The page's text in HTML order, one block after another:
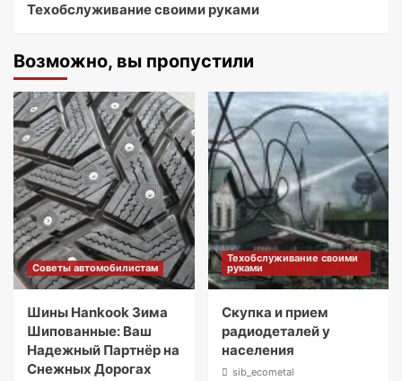
Техобслуживание своими руками
Возможно, вы пропустили
Советы автомобилистам
Шины Hankook Зима
Шипованные: Ваш
Надежный Партнёр на
Снежных Дорогах
Техобслуживание своими
руками
Скупка и прием
радиодеталей у
населения
sib_ecometal